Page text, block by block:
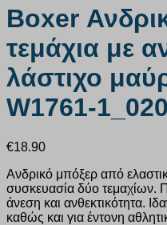
Boxer
τεμάχια με
λάστιχο
W1761-
€18.90
Ανδρικό μπόξερ από
συσκευασία δύο τεμαχίων.
άνεση και ανθεκτικότητα.
καθώς και για έντονη